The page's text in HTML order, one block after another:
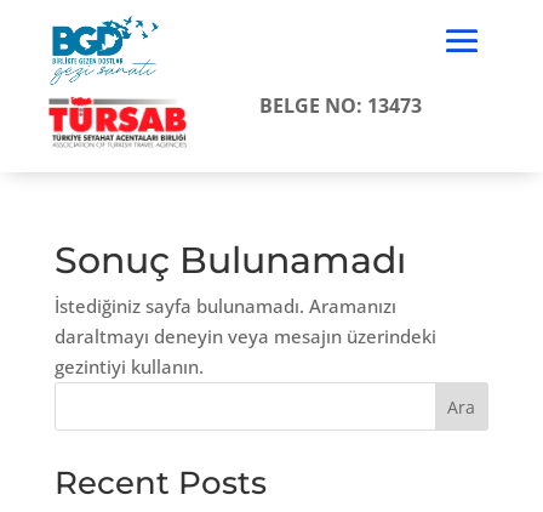
BELGE NO: 13473
Sonuç Bulunamadı
İstediğiniz sayfa bulunamadı. Aramanızı
daraltmayı deneyin veya mesajın üzerindeki
gezintiyi kullanın.
Ara
Recent Posts